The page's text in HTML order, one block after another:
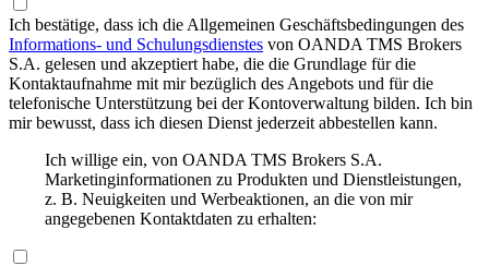
Ich bestätige, dass ich die Allgemeinen Geschäftsbedingungen des
Informations- und Schulungsdienstes von OANDA TMS Brokers
S.A. gelesen und akzeptiert habe, die die Grundlage für die
Kontaktaufnahme mit mir bezüglich des Angebots und für die
telefonische Unterstützung bei der Kontoverwaltung bilden. Ich bin
mir bewusst, dass ich diesen Dienst jederzeit abbestellen kann.
Ich willige ein, von OANDA TMS Brokers S.A.
Marketinginformationen zu Produkten und Dienstleistungen,
z. B. Neuigkeiten und Werbeaktionen, an die von mir
angegebenen Kontaktdaten zu erhalten: